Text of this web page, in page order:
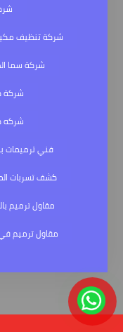
شركة تنظيف
شركة سما
شركة
شركه
فني ترميمات
كشف تسربات
مقاول ترميم
مقاول ترميم